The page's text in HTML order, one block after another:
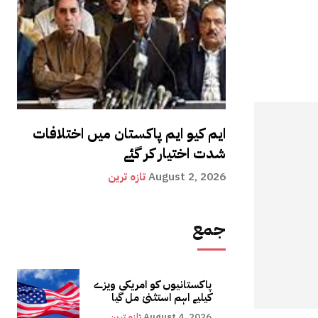
ایم کیو ایم پاکستان میں اختلافات
شدت اختیار کر گئے
تازہ ترینAugust 2, 2026
جمع
پاکستانیوں کو امریکی ویزے
کیلیے اہم استثنیٰ مل گیا